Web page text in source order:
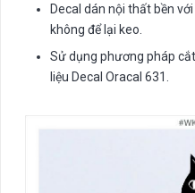
Decal dán nội thất bền
không để lại keo.
Sử dụng phương pháp
liệu Decal Oracal 631.